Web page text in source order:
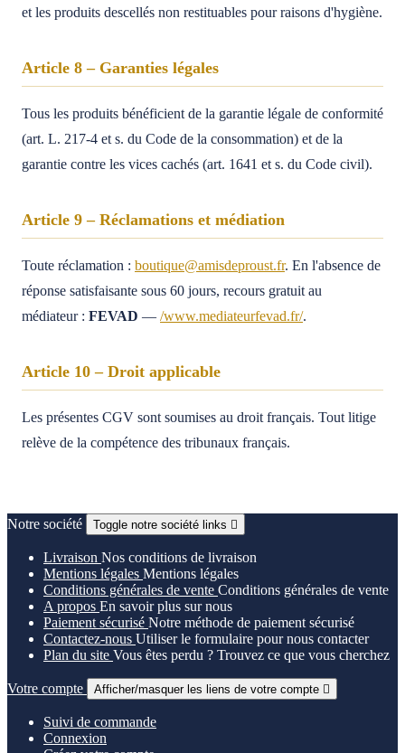
et les produits descellés non restituables pour raisons d'hygiène.
Article 8 – Garanties légales
Tous les produits bénéficient de la garantie légale de conformité
(art. L. 217-4 et s. du Code de la consommation) et de la
garantie contre les vices cachés (art. 1641 et s. du Code civil).
Article 9 – Réclamations et médiation
Toute réclamation : boutique@amisdeproust.fr. En l'absence de
réponse satisfaisante sous 60 jours, recours gratuit au
médiateur : FEVAD — /www.mediateurfevad.fr/.
Article 10 – Droit applicable
Les présentes CGV sont soumises au droit français. Tout litige
relève de la compétence des tribunaux français.
Notre société Toggle notre société links 
Livraison Nos conditions de livraison
Mentions légales Mentions légales
Conditions générales de vente Conditions générales de vente
A propos En savoir plus sur nous
Paiement sécurisé Notre méthode de paiement sécurisé
Contactez-nous Utiliser le formulaire pour nous contacter
Plan du site Vous êtes perdu ? Trouvez ce que vous cherchez
Votre compte Afficher/masquer les liens de votre compte 
Suivi de commande
Connexion